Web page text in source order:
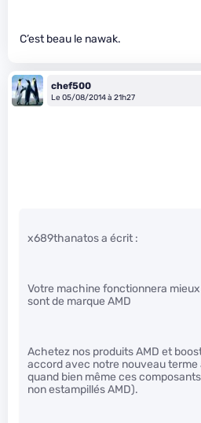
C’est beau le nawak.
chef500
Le 05/08/2014 à 21h27
x689thanatos a écrit :
Votre machine fonctionnera
sont de marque AMD
Achetez nos produits AMD et
accord avec notre nouveau terme
quand bien même ces
non estampillés AMD).